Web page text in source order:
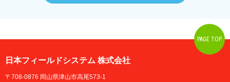
PAGE TOP
日本フィールドシステム 株式会社
〒708-0876 岡山県津山市高尾573-1